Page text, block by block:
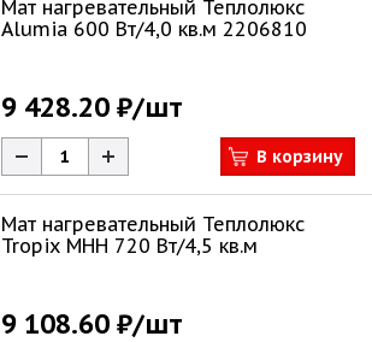
Мат нагревательный Теплолюкс
Alumia 600 Вт/4,0 кв.м 2206810
9 428.20 ₽/шт
В корзину
Мат нагревательный Теплолюкс
Tropix МНН 720 Вт/4,5 кв.м
9 108.60 ₽/шт